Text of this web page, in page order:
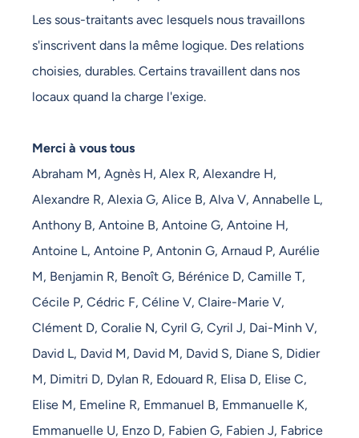
Les sous-traitants avec lesquels nous travaillons
s'inscrivent dans la même logique. Des relations
choisies, durables. Certains travaillent dans nos
locaux quand la charge l'exige.
Merci à vous tous
Abraham M, Agnès H, Alex R, Alexandre H,
Alexandre R, Alexia G, Alice B, Alva V, Annabelle L,
Anthony B, Antoine B, Antoine G, Antoine H,
Antoine L, Antoine P, Antonin G, Arnaud P, Aurélie
M, Benjamin R, Benoît G, Bérénice D, Camille T,
Cécile P, Cédric F, Céline V, Claire-Marie V,
Clément D, Coralie N, Cyril G, Cyril J, Dai-Minh V,
David L, David M, David M, David S, Diane S, Didier
M, Dimitri D, Dylan R, Edouard R, Elisa D, Elise C,
Elise M, Emeline R, Emmanuel B, Emmanuelle K,
Emmanuelle U, Enzo D, Fabien G, Fabien J, Fabrice